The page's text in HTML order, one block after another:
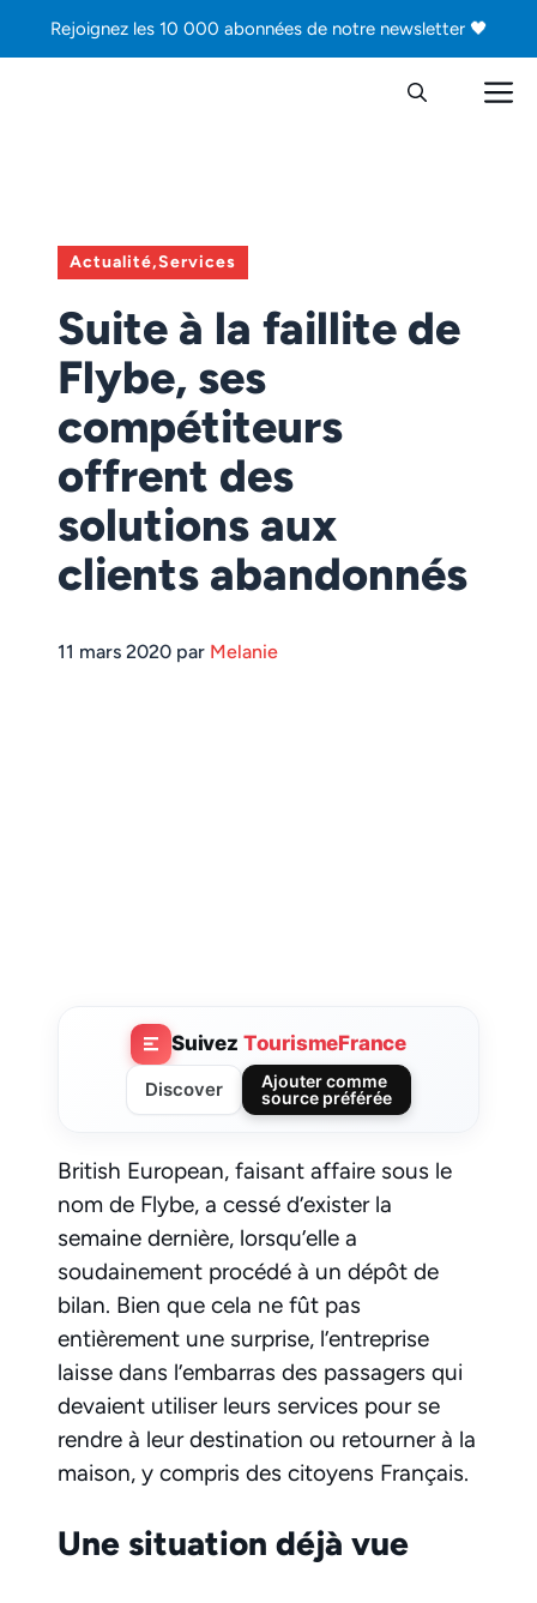
Rejoignez les 10 000 abonnées de notre newsletter 🖤
Actualité,Services
Suite à la faillite de
Flybe, ses
compétiteurs
offrent des
solutions aux
clients abandonnés
11 mars 2020 par Melanie
Suivez TourismeFrance
Discover
Ajouter comme
source préférée
British European, faisant affaire sous le
nom de Flybe, a cessé d’exister la
semaine dernière, lorsqu’elle a
soudainement procédé à un dépôt de
bilan. Bien que cela ne fût pas
entièrement une surprise, l’entreprise
laisse dans l’embarras des passagers qui
devaient utiliser leurs services pour se
rendre à leur destination ou retourner à la
maison, y compris des citoyens Français.
Une situation déjà vue